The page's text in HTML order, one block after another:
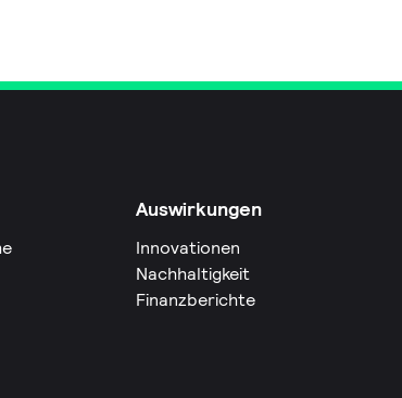
Auswirkungen
Innovationen
Nachhaltigkeit
Finanzberichte